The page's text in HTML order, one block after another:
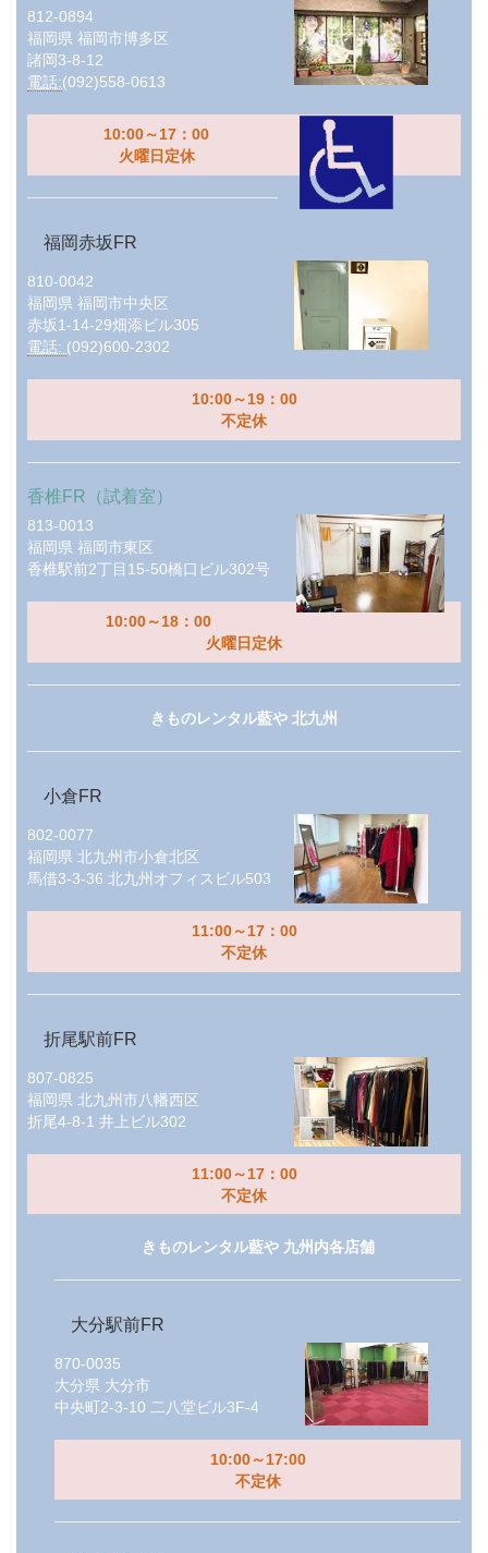
812-0894
福岡県 福岡市博多区
諸岡3-8-12
電話:(092)558-0613
10:00～17：00
火曜日定休
福岡赤坂FR
810-0042
福岡県 福岡市中央区
赤坂1-14-29畑添ビル305
電話: (092)600-2302
10:00～19：00
不定休
香椎FR（試着室）
813-0013
福岡県 福岡市東区
香椎駅前2丁目15-50橋口ビル302号
10:00～18：00
火曜日定休
きものレンタル藍や 北九州
小倉FR
802-0077
福岡県 北九州市小倉北区
馬借3-3-36 北九州オフィスビル503
11:00～17：00
不定休
折尾駅前FR
807-0825
福岡県 北九州市八幡西区
折尾4-8-1 井上ビル302
11:00～17：00
不定休
きものレンタル藍や 九州内各店舗
大分駅前FR
870-0035
大分県 大分市
中央町2-3-10 二八堂ビル3F-4
10:00～17:00
不定休